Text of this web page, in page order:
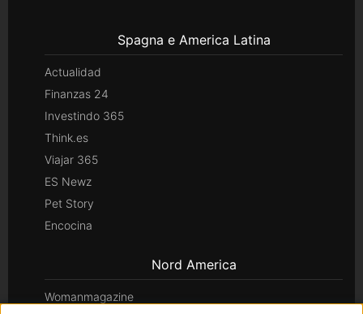
Spagna e America Latina
Actualidad
Finanzas 24
Investindo 365
Think.es
Viajar 365
ES Newz
Pet Story
Encocina
Nord America
Womanmagazine